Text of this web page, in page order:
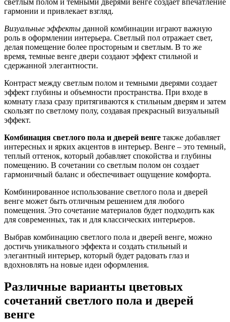
светлым полом и темными дверями венге создает впечатление
гармонии и привлекает взгляд.
Визуальные эффекты данной комбинации играют важную
роль в оформлении интерьера. Светлый пол отражает свет,
делая помещение более просторным и светлым. В то же
время, темные венге двери создают эффект стильной и
сдержанной элегантности.
Контраст между светлым полом и темными дверями создает
эффект глубины и объемности пространства. При входе в
комнату глаза сразу притягиваются к стильным дверям и затем
скользят по светлому полу, создавая прекрасный визуальный
эффект.
Комбинация светлого пола и дверей венге также добавляет
интересных и ярких акцентов в интерьер. Венге – это темный,
теплый оттенок, который добавляет спокойства и глубины
помещению. В сочетании со светлым полом он создает
гармоничный баланс и обеспечивает ощущение комфорта.
Комбинированное использование светлого пола и дверей
венге может быть отличным решением для любого
помещения. Это сочетание материалов будет подходить как
для современных, так и для классических интерьеров.
Выбрав комбинацию светлого пола и дверей венге, можно
достичь уникального эффекта и создать стильный и
элегантный интерьер, который будет радовать глаз и
вдохновлять на новые идеи оформления.
Различные варианты цветовых
сочетаний светлого пола и дверей
венге